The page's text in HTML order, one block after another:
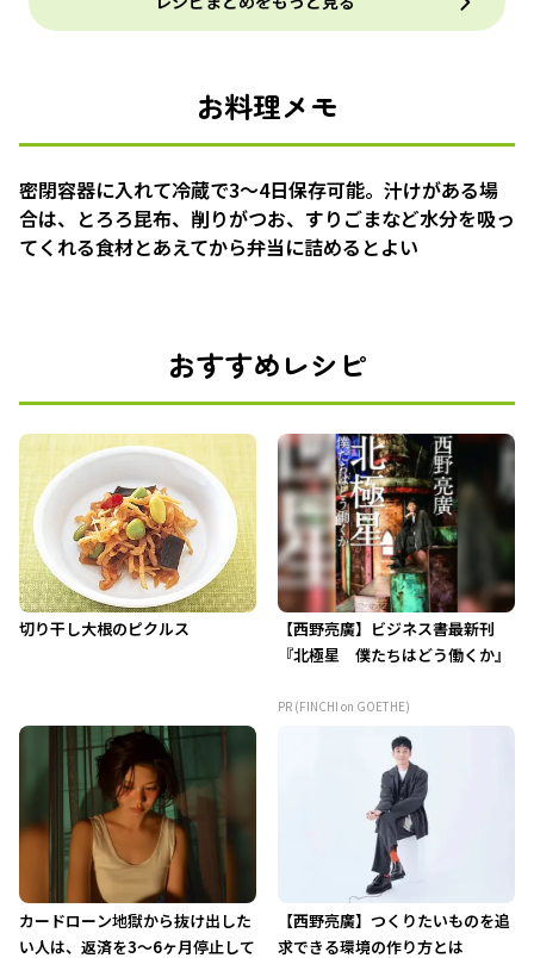
お料理メモ
密閉容器に入れて冷蔵で3〜4日保存可能。汁けがある場
合は、とろろ昆布、削りがつお、すりごまなど水分を吸っ
てくれる食材とあえてから弁当に詰めるとよい
おすすめレシピ
切り干し大根のピクルス
【西野亮廣】ビジネス書最新刊
『北極星 僕たちはどう働くか』
PR (FINCHI on GOETHE)
カードローン地獄から抜け出した
い人は、返済を3～6ヶ月停止して
【西野亮廣】つくりたいものを追
求できる環境の作り方とは